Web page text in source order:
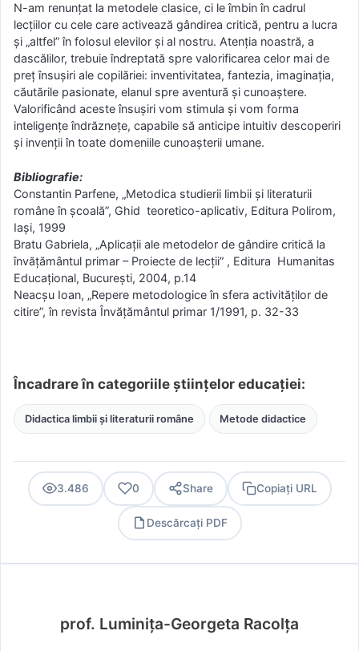
N-am renunţat la metodele clasice, ci le îmbin în cadrul
lecţiilor cu cele care activează gândirea critică, pentru a lucra
şi „altfel” în folosul elevilor şi al nostru. Atenția noastră, a
dascălilor, trebuie îndreptată spre valorificarea celor mai de
preţ însuşiri ale copilăriei: inventivitatea, fantezia, imaginaţia,
căutările pasionate, elanul spre aventură şi cunoaştere.
Valorificând aceste însuşiri vom stimula şi vom forma
inteligenţe îndrăzneţe, capabile să anticipe intuitiv descoperiri
şi invenţii în toate domeniile cunoaşterii umane.
Bibliografie:
Constantin Parfene, „Metodica studierii limbii şi literaturii
române în şcoală”, Ghid teoretico-aplicativ, Editura Polirom,
Iaşi, 1999
Bratu Gabriela, „Aplicaţii ale metodelor de gândire critică la
învăţământul primar – Proiecte de lecţii” , Editura Humanitas
Educaţional, Bucureşti, 2004, p.14
Neacşu Ioan, „Repere metodologice în sfera activităţilor de
citire”, în revista Învăţământul primar 1/1991, p. 32-33
Încadrare în categoriile științelor educației:
Didactica limbii și literaturii române Metode didactice
3.486 0 Share Copiați URL
Descărcați PDF
prof. Luminița-Georgeta Racolța